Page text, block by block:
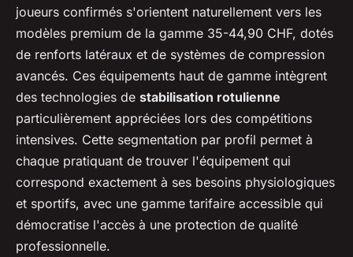
joueurs confirmés s'orientent naturellement vers les
modèles premium de la gamme 35-44,90 CHF, dotés
de renforts latéraux et de systèmes de compression
avancés. Ces équipements haut de gamme intègrent
des technologies de stabilisation rotulienne
particulièrement appréciées lors des compétitions
intensives. Cette segmentation par profil permet à
chaque pratiquant de trouver l'équipement qui
correspond exactement à ses besoins physiologiques
et sportifs, avec une gamme tarifaire accessible qui
démocratise l'accès à une protection de qualité
professionnelle.